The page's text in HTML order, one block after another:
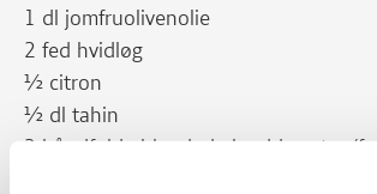
1 dl jomfruolivenolie
2 fed hvidløg
½ citron
½ dl tahin
2 håndfulde blandede krydderurter (fx